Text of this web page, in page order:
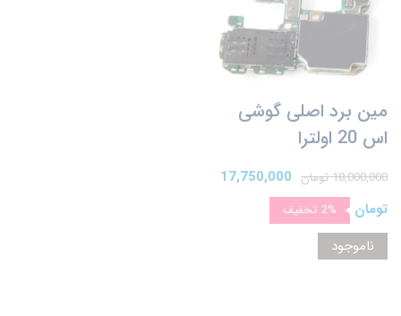
مین برد اصلی گوشی
اس 20 اولترا
18,000,000 تومان
17,750,000
تومان
2% تخفیف
ناموجود